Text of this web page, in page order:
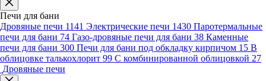
Печи для бани
Дровяные печи 1141 Электрические печи 1430 Паротермальные
печи для бани 74 Газо-дровяные печи для бани 38 Каменные
печи для бани 300 Печи для бани под обкладку кирпичом 15 В
облицовке талькохлорит 99 С комбинированной облицовкой 27
Дровяные печи